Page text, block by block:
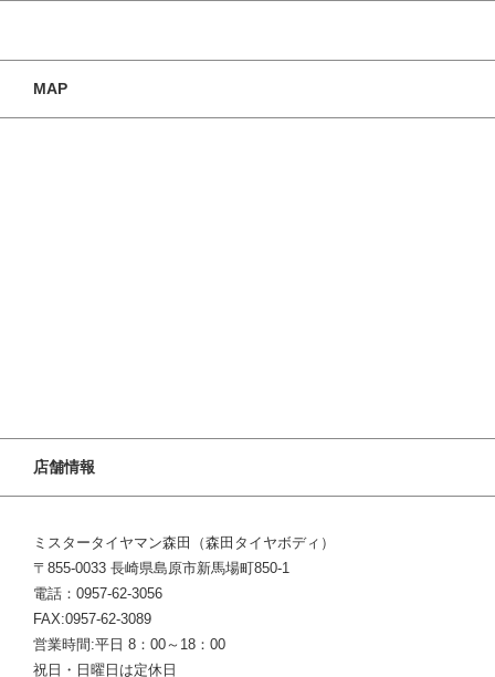
MAP
店舗情報
ミスタータイヤマン森田（森田タイヤボディ）
〒855-0033 長崎県島原市新馬場町850-1
電話：0957-62-3056
FAX:0957-62-3089
営業時間:平日 8：00～18：00
祝日・日曜日は定休日